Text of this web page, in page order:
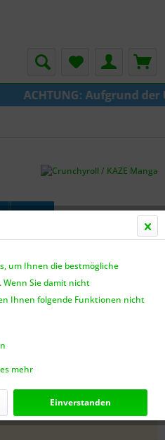
ACHTUNG: Aufgrund
nicht zur Verfügung!
mich, sobald der Artikel
um Ihnen die bestmögliche
Sie damit nicht
Ihnen folgende Funktionen nicht
mehr
Einverstanden